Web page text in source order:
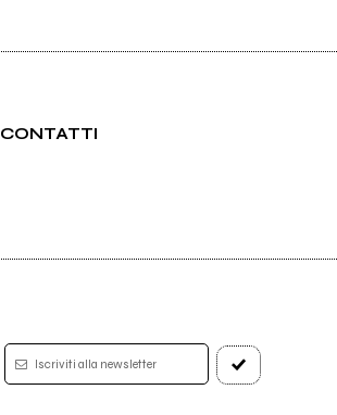
CONTATTI
Iscriviti alla newsletter